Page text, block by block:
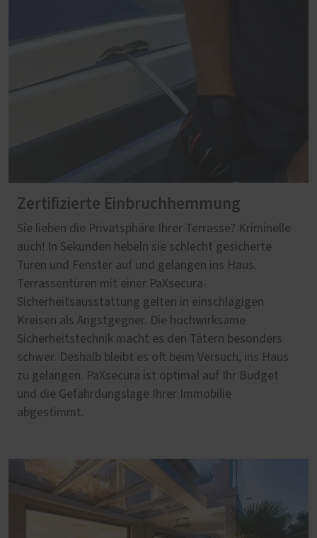
Zertifizierte Einbruchhemmung
Sie lieben die Privatsphäre Ihrer Terrasse? Kriminelle
auch! In Sekunden hebeln sie schlecht gesicherte
Türen und Fenster auf und gelangen ins Haus.
Terrassentüren mit einer PaXsecura-
Sicherheitsausstattung gelten in einschlägigen
Kreisen als Angstgegner. Die hochwirksame
Sicherheitstechnik macht es den Tätern besonders
schwer. Deshalb bleibt es oft beim Versuch, ins Haus
zu gelangen. PaXsecura ist optimal auf Ihr Budget
und die Gefährdungslage Ihrer Immobilie
abgestimmt.